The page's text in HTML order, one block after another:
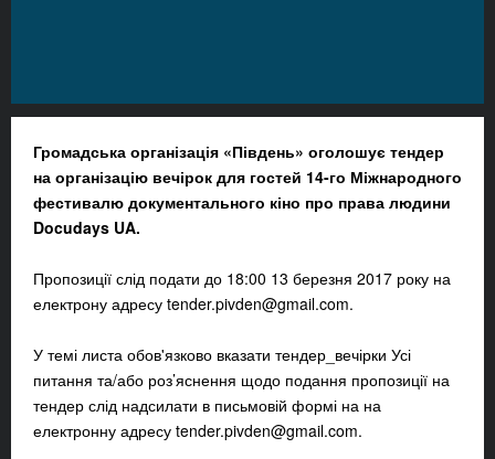
Громадська організація «Південь» оголошує тендер
на організацію вечірок для гостей 14-го Міжнародного
фестивалю документального кіно про права людини
Docudays UA.
Пропозиції слід подати до 18:00 13 березня 2017 року на
електрону адресу tender.pivden@gmail.com.
У темі листа обов'язково вказати тендер_вечірки Усі
питання та/або роз’яснення щодо подання пропозиції на
тендер слід надсилати в письмовій формі на на
електронну адресу tender.pivden@gmail.com.